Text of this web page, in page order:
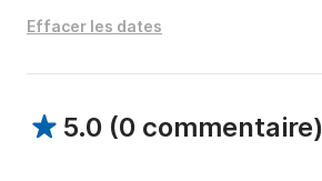
Effacer les dates
5.0 (0 commentaire)